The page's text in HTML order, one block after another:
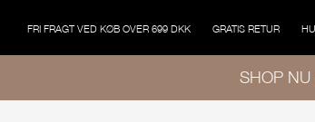
FRI FRAGT VED KØB OVER 699 DKK GRATIS RETUR
SHOP NU